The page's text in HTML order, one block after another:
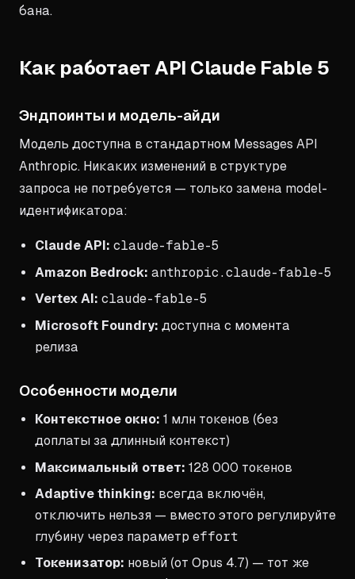
бана.
Как работает API Claude Fable 5
Эндпоинты и модель-айди
Модель доступна в стандартном Messages API
Anthropic. Никаких изменений в структуре
запроса не потребуется — только замена model-
идентификатора:
Claude API: claude-fable-5
Amazon Bedrock: anthropic.claude-fable-5
Vertex AI: claude-fable-5
Microsoft Foundry: доступна с момента
релиза
Особенности модели
Контекстное окно: 1 млн токенов (без
доплаты за длинный контекст)
Максимальный ответ: 128 000 токенов
Adaptive thinking: всегда включён,
отключить нельзя — вместо этого регулируйте
глубину через параметр effort
Токенизатор: новый (от Opus 4.7) — тот же